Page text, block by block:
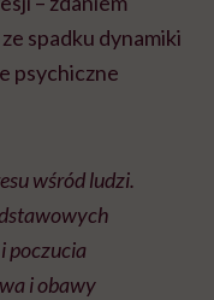
spadku dynamiki
psychiczne
wśród ludzi.
poczucia
i obawy